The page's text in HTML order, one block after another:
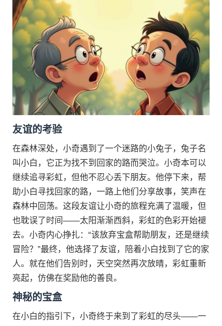
友谊的考验
在森林深处，小奇遇到了一个迷路的小兔子，兔子名
叫小白，它正为找不到回家的路而哭泣。小奇本可以
继续追寻彩虹，但他不忍心丢下朋友。他停下来，帮
助小白寻找回家的路，一路上他们分享故事，笑声在
森林中回荡。这段友谊让小奇的旅程充满了温暖，但
也耽误了时间——太阳渐渐西斜，彩虹的色彩开始褪
去。小奇内心挣扎：“该放弃宝盒帮助朋友，还是继续
冒险？”最终，他选择了友谊，陪着小白找到了它的家
人。就在他们告别时，天空突然再次放晴，彩虹重新
亮起，仿佛在奖励他的善良。
神秘的宝盒
在小白的指引下，小奇终于来到了彩虹的尽头——一